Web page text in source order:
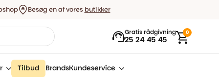
Besøg en af vores butikker
Gratis rådgivning
25 24 45 45
0
Tilbud BrandsKundeservice